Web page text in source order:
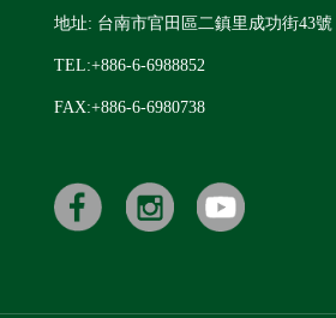
地址: 台南市官田區二鎮里成功街43號
TEL:+886-6-6988852
FAX:+886-6-6980738